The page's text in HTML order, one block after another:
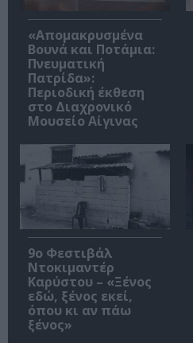
«Απομακρυσμένα
Βουνά και Ποτάμια:
Πνευματική
Πατρίδα»:
Περιοδική έκθεση
στο Διαχρονικό
Μουσείο Αίγινας
9ο Φεστιβάλ
Ντοκιμαντέρ
Καρύστου – «Ξένος
εδώ, ξένος εκεί,
όπου κι αν πάω
ξένος»